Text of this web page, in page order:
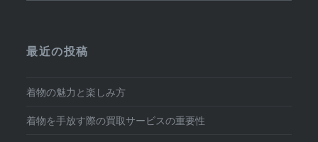
ョ
ン
最近の投稿
着物の魅力と楽しみ方
着物を手放す際の買取サービスの重要性